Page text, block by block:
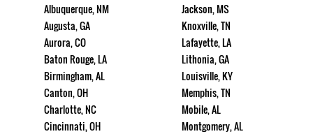
Albuquerque, NM
Augusta, GA
Aurora, CO
Baton Rouge, LA
Birmingham, AL
Canton, OH
Charlotte, NC
Cincinnati, OH
Jackson, MS
Knoxville, TN
Lafayette, LA
Lithonia, GA
Louisville, KY
Memphis, TN
Mobile, AL
Montgomery, AL